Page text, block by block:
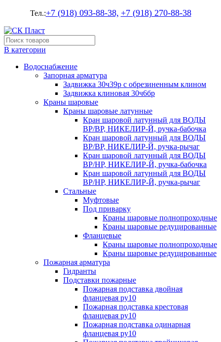
Тел.:+7 (918) 093-88-38, +7 (918) 270-88-38
В категории
Водоснабжение
Запорная арматура
Задвижка 30ч39р с обрезиненным клином
Задвижка клиновая 30ч6бр
Краны шаровые
Краны шаровые латунные
Кран шаровой латунный для ВОДЫ
ВР/ВР, НИКЕЛИР-Й, ручка-бабочка
Кран шаровой латунный для ВОДЫ
ВР/ВР, НИКЕЛИР-Й, ручка-рычаг
Кран шаровой латунный для ВОДЫ
ВР/НР, НИКЕЛИР-Й, ручка-бабочка
Кран шаровой латунный для ВОДЫ
ВР/НР, НИКЕЛИР-Й, ручка-рычаг
Стальные
Муфтовые
Под приварку
Краны шаровые полнопроходные
Краны шаровые редуцированные
Фланцевые
Краны шаровые полнопроходные
Краны шаровые редуцированные
Пожарная арматура
Гидранты
Подставки пожарные
Пожарная подставка двойная
фланцевая ру10
Пожарная подставка крестовая
фланцевая ру10
Пожарная подставка одинарная
фланцевая ру10